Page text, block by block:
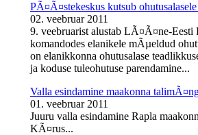
PÃ¤Ã¤stekeskus kutsub
02. veebruar 2011
9. veebruarist alustab LÃ¤Ã¤ne-
komandodes elanikele mÃµeldud
on elanikkonna ohutusalase
ja koduse tuleohutuse parendamine...
Valla esindamine maakonna
01. veebruar 2011
Juuru valla esindamine Rapla
KÃ¤rus...